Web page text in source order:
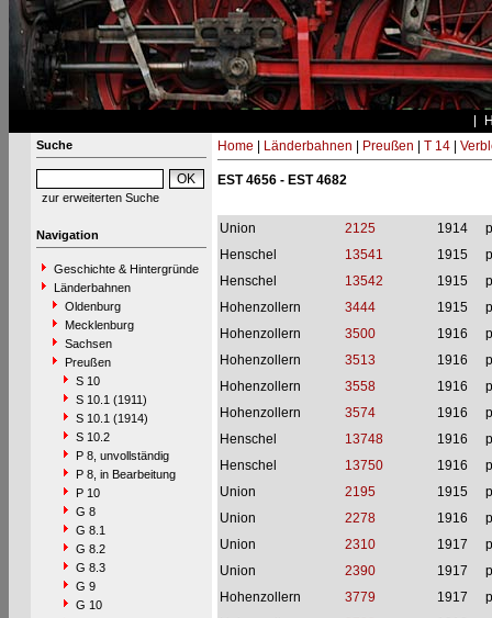
Suche
zur erweiterten Suche
Navigation
Geschichte & Hintergründe
Länderbahnen
Oldenburg
Mecklenburg
Sachsen
Preußen
S 10
S 10.1 (1911)
S 10.1 (1914)
S 10.2
P 8, unvollständig
P 8, in Bearbeitung
P 10
G 8
G 8.1
G 8.2
G 8.3
G 9
G 10
Home Länderbahnen Preußen T 14|
EST 4656 - EST 4682
Union 2125 1914
Henschel
13541 1915
Henschel
13542 1915
Hohenzollern
3444 1915
Hohenzollern
3500 1916
Hohenzollern
3513 1916
Hohenzollern
3558 1916
Hohenzollern
3574 1916
Henschel
13748 1916
Henschel
13750 1916
Union
2195 1915
Union
2278 1916
Union
2310 1917
Union
2390 1917
Hohenzollern
3779 1917